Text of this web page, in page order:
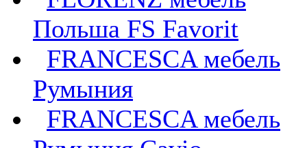
Польша FS Favorit
FRANCESCA мебель
Румыния
FRANCESCA мебель